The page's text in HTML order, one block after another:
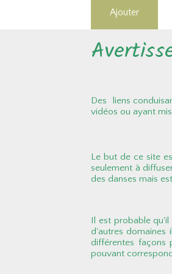
Ajouter
Des liens
vidéos ou ayant
Le but de ce site
seulement à
des danses mais
Il est probable qu'il
d'autres domaines
différentes façons
pouvant